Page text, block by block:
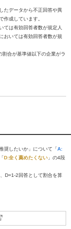
たデータから不正回答や異
作成しています。
ては有効回答者数が規定人
おいては有効回答者数が規
合が基準値以下の企業がラ
奨したいか」について「A:
D:全く薦めたくない 」の4段
D=1-2回答として割合を算